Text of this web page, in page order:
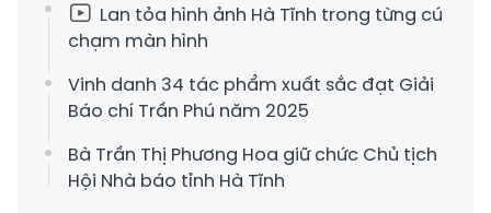
Lan tỏa hình ảnh Hà Tĩnh trong từng cú
chạm màn hình
Vinh danh 34 tác phẩm xuất sắc đạt Giải
Báo chí Trần Phú năm 2025
Bà Trần Thị Phương Hoa giữ chức Chủ tịch
Hội Nhà báo tỉnh Hà Tĩnh